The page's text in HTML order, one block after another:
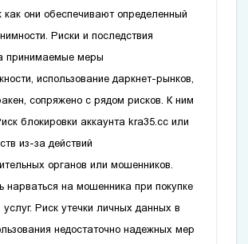
как они обеспечивают определенный
Риски и последствия
принимаемые меры
использование даркнет-рынков‚
сопряжено с рядом рисков. К ним
блокировки аккаунтаkra35.cc или
из-за действий
органов или мошенников.
нарваться на мошенника при покупке
Риск утечки личных данных в
недостаточно надежных мер